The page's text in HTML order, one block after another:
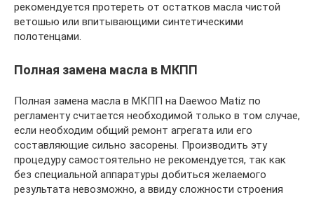
рекомендуется протереть от остатков масла чистой
ветошью или впитывающими синтетическими
полотенцами.
Полная замена масла в МКПП
Полная замена масла в МКПП на Daewoo Matiz по
регламенту считается необходимой только в том случае,
если необходим общий ремонт агрегата или его
составляющие сильно засорены. Производить эту
процедуру самостоятельно не рекомендуется, так как
без специальной аппаратуры добиться желаемого
результата невозможно, а ввиду сложности строения